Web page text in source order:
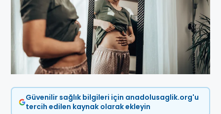
Güvenilir sağlık bilgileri için anadolusaglik.org'u
tercih edilen kaynak olarak ekleyin